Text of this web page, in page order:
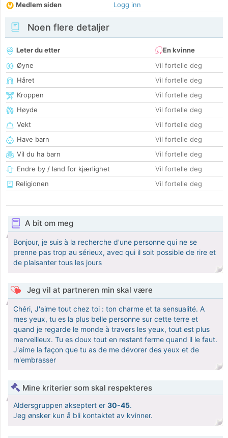
Medlem siden
Logg inn
Noen flere detaljer
Leter du etter
En kvinne
Øyne
Vil fortelle deg
Håret
Vil fortelle deg
Kroppen
Vil fortelle deg
Høyde
Vil fortelle deg
Vekt
Vil fortelle deg
Have barn
Vil fortelle deg
Vil du ha barn
Vil fortelle deg
Endre by / land for kjærlighet
Vil fortelle deg
Religionen
Vil fortelle deg
A bit om meg
Bonjour, je suis à la recherche d'une personne qui ne se
prenne pas trop au sérieux, avec qui il soit possible de rire et
de plaisanter tous les jours
Jeg vil at partneren min skal være
Chéri, J'aime tout chez toi : ton charme et ta sensualité. A
mes yeux, tu es la plus belle personne sur cette terre et
quand je regarde le monde à travers les yeux, tout est plus
merveilleux. Tu es doux tout en restant ferme quand il le faut.
J'aime la façon que tu as de me dévorer des yeux et de
m'embrasser
Mine kriterier som skal respekteres
Aldersgruppen akseptert er 30-45.
Jeg ønsker kun å bli kontaktet av kvinner.